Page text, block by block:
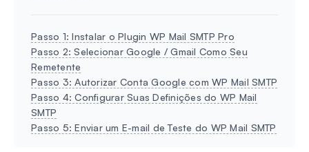
Passo 1: Instalar o Plugin WP Mail SMTP Pro
Passo 2: Selecionar Google / Gmail Como Seu
Remetente
Passo 3: Autorizar Conta Google com WP Mail SMTP
Passo 4: Configurar Suas Definições do WP Mail
SMTP
Passo 5: Enviar um E-mail de Teste do WP Mail SMTP